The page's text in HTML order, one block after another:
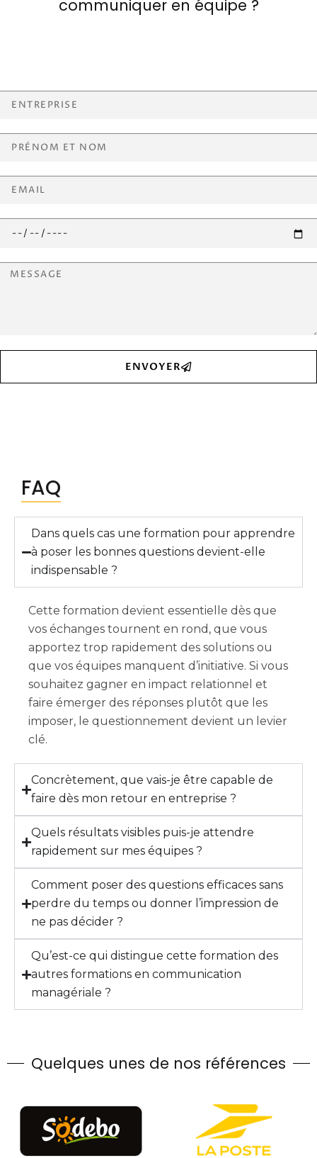
communiquer en équipe ?
ENVOYER
FAQ
Dans quels cas une formation pour apprendre
à poser les bonnes questions devient-elle
indispensable ?
Cette formation devient essentielle dès que
vos échanges tournent en rond, que vous
apportez trop rapidement des solutions ou
que vos équipes manquent d’initiative. Si vous
souhaitez gagner en impact relationnel et
faire émerger des réponses plutôt que les
imposer, le questionnement devient un levier
clé.
Concrètement, que vais-je être capable de
faire dès mon retour en entreprise ?
Quels résultats visibles puis-je attendre
rapidement sur mes équipes ?
Comment poser des questions efficaces sans
perdre du temps ou donner l’impression de
ne pas décider ?
Qu’est-ce qui distingue cette formation des
autres formations en communication
managériale ?
Quelques unes de nos références